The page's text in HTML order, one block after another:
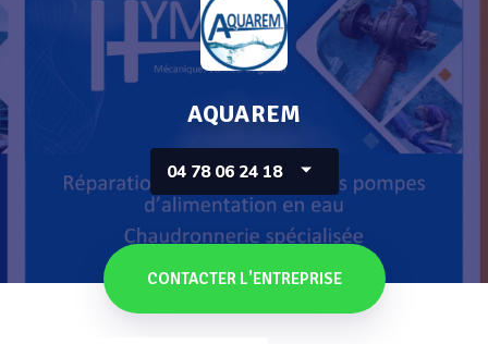
AQUAREM
04 78 06 24 18
CONTACTER L'ENTREPRISE